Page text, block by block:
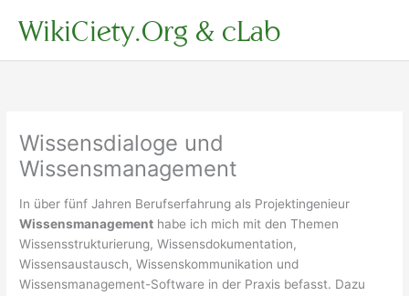
InhaltWikiCiety.Org & cLab
Wissensdialoge und
Wissensmanagement
In über fünf Jahren Berufserfahrung als Projektingenieur
Wissensmanagement habe ich mich mit den Themen
Wissensstrukturierung, Wissensdokumentation,
Wissensaustausch, Wissenskommunikation und
Wissensmanagement-Software in der Praxis befasst. Dazu